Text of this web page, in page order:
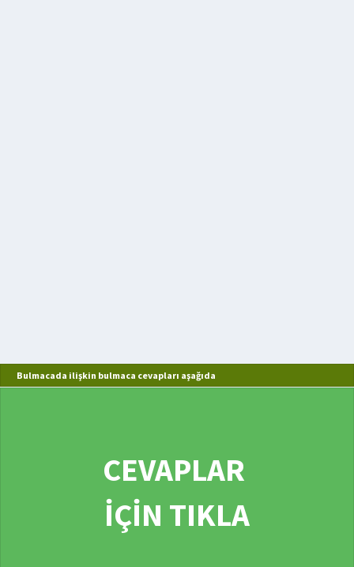
Bulmacada ilişkin bulmaca cevapları aşağıda
CEVAPLAR
İÇİN TIKLA